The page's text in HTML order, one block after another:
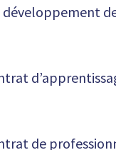
développement
de